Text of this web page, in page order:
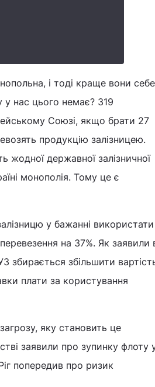
і тоді краще вони себе
у нас цього немає? 319
Союзі, якщо брати 27
продукцію залізницею.
жодної державної залізничної
монополія. Тому це є
у бажанні використати
на 37%. Як заявили
збирається збільшити
плати за користування
яку становить це
заявили про зупинку флоту
попередив про ризик